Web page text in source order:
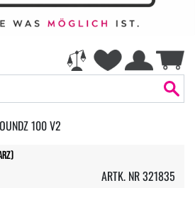
100 V2
ARTK. NR 321835